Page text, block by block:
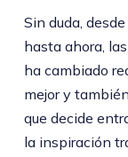
Sin duda,
hasta ahora,
ha cambiado
mejor y
que decide
la inspiración